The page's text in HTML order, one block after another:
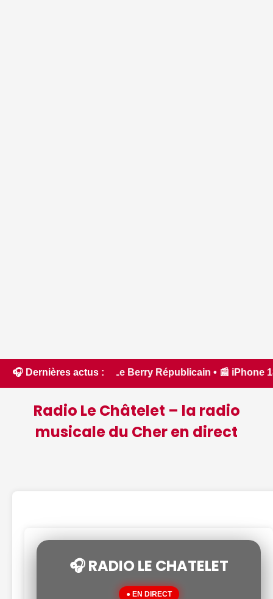
🎧 Dernières actus :
- Le Berry Républicain • 📰 iPhone 18 Pro : il
Radio Le Châtelet – la radio
musicale du Cher en direct
🎧 RADIO LE CHATELET
● EN DIRECT